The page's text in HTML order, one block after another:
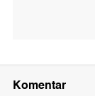
Komentar